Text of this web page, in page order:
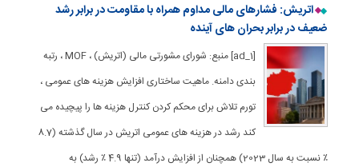
اتریش: فشارهای مالی مداوم همراه با مقاومت در برابر رشد
ضعیف در برابر بحران های آینده
[ad_1] منبع: شورای مشورتی مالی (اتریش) ، MOF ، رتبه
بندی دامنه. ماهیت ساختاری افزایش هزینه های عمومی ،
تورم تلاش برای محکم کردن کنترل هزینه ها را پیچیده می
کند رشد در هزینه های عمومی اتریش در سال گذشته (8.7
٪ نسبت به سال 2023) همچنان از افزایش درآمد (تنها 4.9 ٪ رشد) به